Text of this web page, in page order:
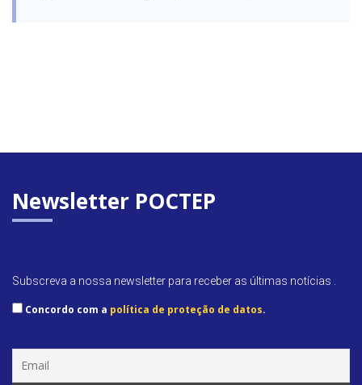
Newsletter POCTEP
Subscreva a nossa newsletter para receber as últimas notícias .
Concordo com a política de proteção de datos.